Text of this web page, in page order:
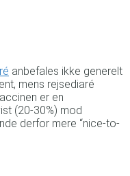
anbefales ikke generelt
mens rejsediaré
er en
(20-30%) mod
derfor mere “nice-to-